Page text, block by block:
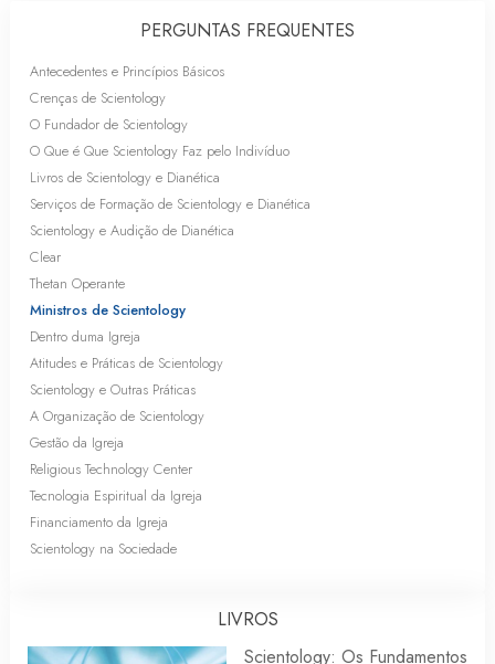
PERGUNTAS FREQUENTES
Antecedentes e Princípios Básicos
Crenças de Scientology
O Fundador de Scientology
O Que é Que Scientology Faz pelo Indivíduo
Livros de Scientology e Dianética
Serviços de Formação de Scientology e Dianética
Scientology e Audição de Dianética
Clear
Thetan Operante
Ministros de Scientology
Dentro duma Igreja
Atitudes e Práticas de Scientology
Scientology e Outras Práticas
A Organização de Scientology
Gestão da Igreja
Religious Technology Center
Tecnologia Espiritual da Igreja
Financiamento da Igreja
Scientology na Sociedade
LIVROS
Scientology: Os Fundamentos